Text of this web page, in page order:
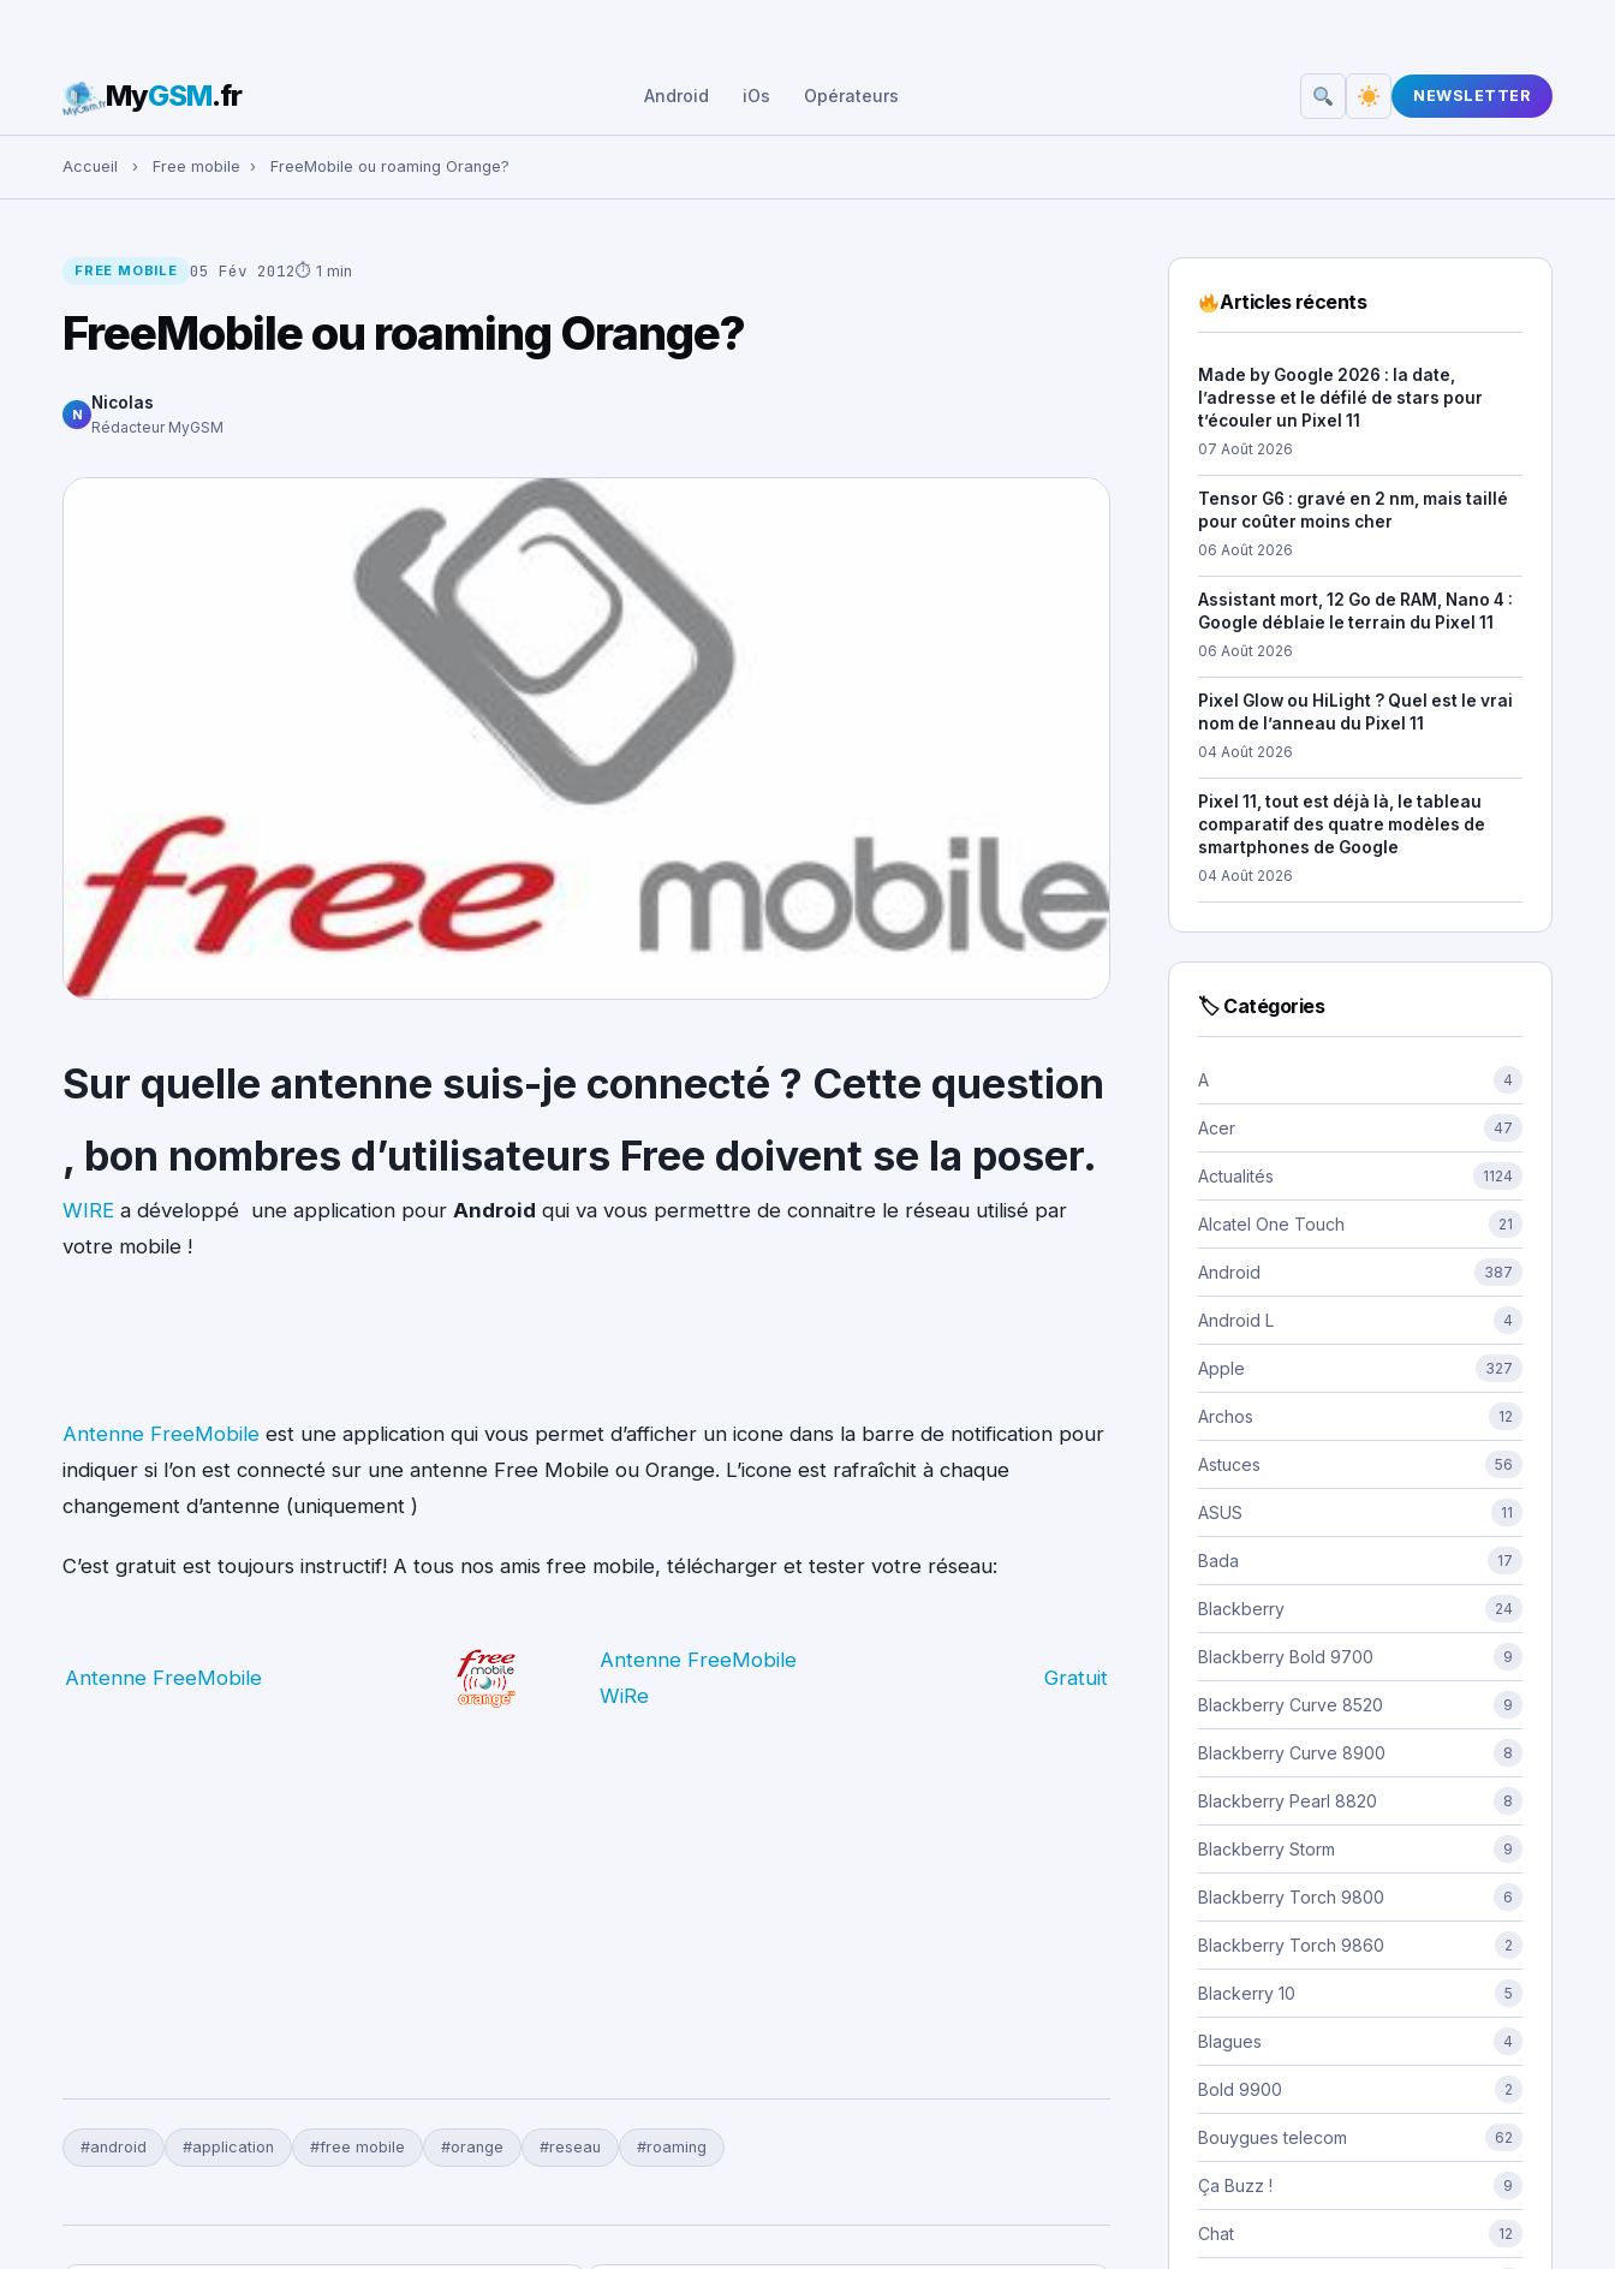
Rechercher :
MyGSM.fr Android iOs Opérateurs NEWSLETTER
Accueil › Free mobile › FreeMobile ou roaming Orange?
FREE MOBILE 05 Fév 2012⏱ 1 min
FreeMobile ou roaming Orange?
N
Nicolas
Rédacteur MyGSM
Sur quelle antenne suis-je connecté ? Cette question
, bon nombres d’utilisateurs Free doivent se la poser.
WIRE a développé une application pour Android qui va vous permettre de connaitre le réseau utilisé par
votre mobile !
Antenne FreeMobile est une application qui vous permet d’afficher un icone dans la barre de notification pour
indiquer si l’on est connecté sur une antenne Free Mobile ou Orange. L’icone est rafraîchit à chaque
changement d’antenne (uniquement )
C’est gratuit est toujours instructif! A tous nos amis free mobile, télécharger et tester votre réseau:
Antenne FreeMobile
Antenne FreeMobile
WiRe
Gratuit
#android #application #free mobile #orange #reseau #roaming
Articles récents
Made by Google 2026 : la date,
l’adresse et le défilé de stars pour
t’écouler un Pixel 11
07 Août 2026
Tensor G6 : gravé en 2 nm, mais taillé
pour coûter moins cher
06 Août 2026
Assistant mort, 12 Go de RAM, Nano 4 :
Google déblaie le terrain du Pixel 11
06 Août 2026
Pixel Glow ou HiLight ? Quel est le vrai
nom de l’anneau du Pixel 11
04 Août 2026
Pixel 11, tout est déjà là, le tableau
comparatif des quatre modèles de
smartphones de Google
04 Août 2026
🏷 Catégories
A 4
Acer 47
Actualités 1124
Alcatel One Touch 21
Android 387
Android L 4
Apple 327
Archos 12
Astuces 56
ASUS 11
Bada 17
Blackberry 24
Blackberry Bold 9700 9
Blackberry Curve 8520 9
Blackberry Curve 8900 8
Blackberry Pearl 8820 8
Blackberry Storm 9
Blackberry Torch 9800 6
Blackberry Torch 9860 2
Blackerry 10 5
Blagues 4
Bold 9900 2
Bouygues telecom 62
Ça Buzz ! 9
Chat 12